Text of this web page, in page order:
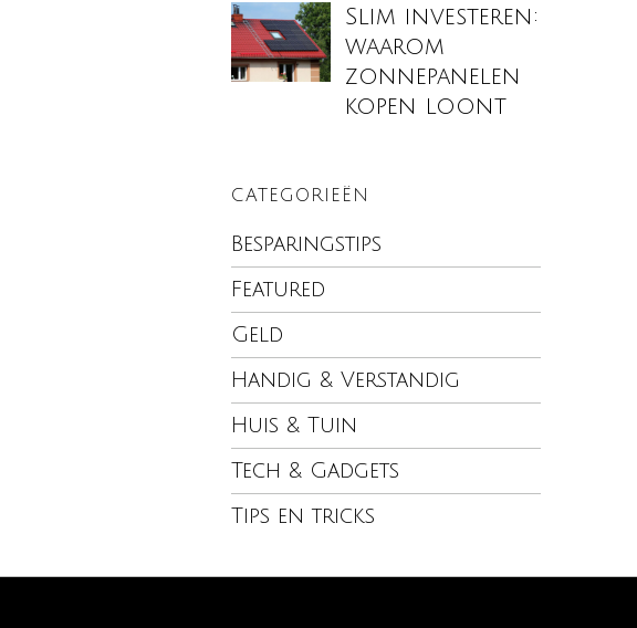
Slim investeren:
waarom
zonnepanelen
kopen loont
CATEGORIEËN
Besparingstips
Featured
Geld
Handig & Verstandig
Huis & Tuin
Tech & Gadgets
Tips en tricks